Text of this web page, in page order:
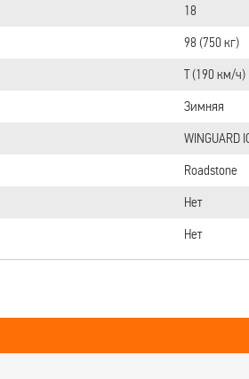
18
98 (750 кг)
T (190 км/ч)
Зимняя
WINGUARD
Roadstone
Нет
Нет